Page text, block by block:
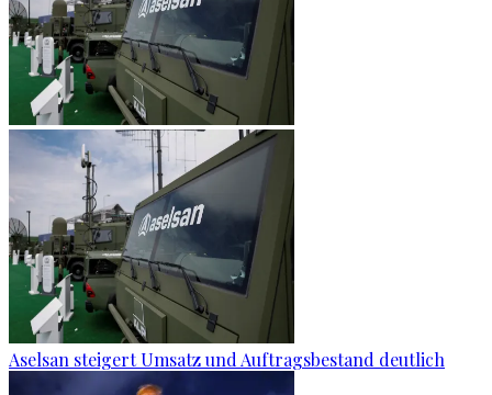
Aselsan steigert Umsatz und Auftragsbestand deutlich